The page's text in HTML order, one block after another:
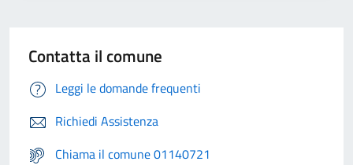
Contatta il comune
Leggi le domande frequenti
Richiedi Assistenza
Chiama il comune 01140721